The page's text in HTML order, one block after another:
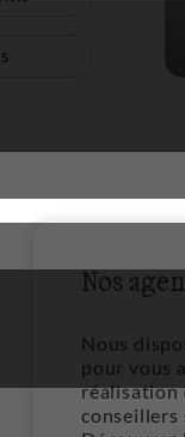
Nos
Nous
pour vous
réalisation
conseillers